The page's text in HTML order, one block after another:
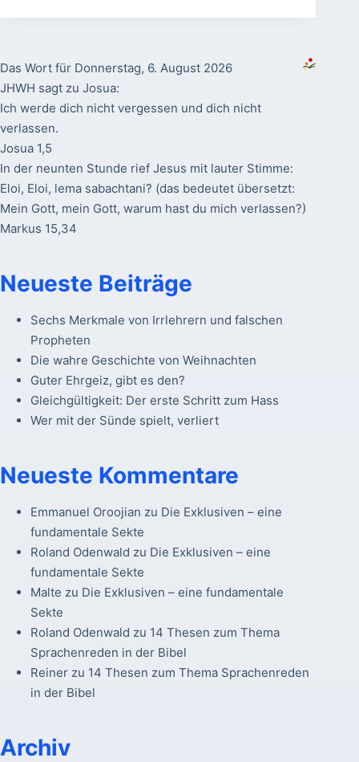
Das Wort für Donnerstag, 6. August 2026
JHWH sagt zu Josua:
Ich werde dich nicht vergessen und dich nicht
verlassen.
Josua 1,5
In der neunten Stunde rief Jesus mit lauter Stimme:
Eloi, Eloi, lema sabachtani? (das bedeutet übersetzt:
Mein Gott, mein Gott, warum hast du mich verlassen?)
Markus 15,34
Neueste Beiträge
Sechs Merkmale von Irrlehrern und falschen
Propheten
Die wahre Geschichte von Weihnachten
Guter Ehrgeiz, gibt es den?
Gleichgültigkeit: Der erste Schritt zum Hass
Wer mit der Sünde spielt, verliert
Neueste Kommentare
Emmanuel Oroojian zu Die Exklusiven – eine
fundamentale Sekte
Roland Odenwald zu Die Exklusiven – eine
fundamentale Sekte
Malte zu Die Exklusiven – eine fundamentale
Sekte
Roland Odenwald zu 14 Thesen zum Thema
Sprachenreden in der Bibel
Reinerzu 14 Thesen zum Thema Sprachenreden
in der Bibel
Archiv